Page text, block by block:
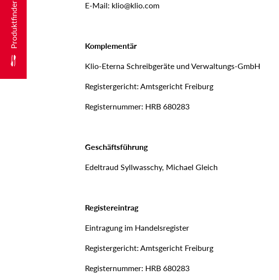
E-Mail: klio@klio.com
Komplementär
Klio-Eterna Schreibgeräte und Verwaltungs-GmbH
Registergericht: Amtsgericht Freiburg
Registernummer: HRB 680283
Geschäftsführung
Edeltraud Syllwasschy, Michael Gleich
Registereintrag
Eintragung im Handelsregister
Registergericht: Amtsgericht Freiburg
Registernummer: HRB 680283
Produktfinder